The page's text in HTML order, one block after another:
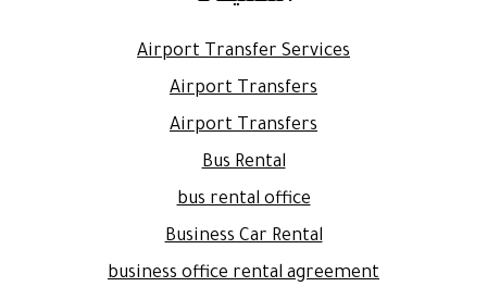
Airport Transfer Services
Airport Transfers
Airport Transfers
Bus Rental
bus rental office
Business Car Rental
business office rental agreement